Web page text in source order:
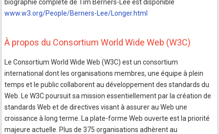
biographie complète de Tim Berners-Lee est disponible
www.w3.org/People/Berners-Lee/Longer.html
À propos du Consortium World Wide Web (W3C)
Le Consortium World Wide Web (W3C) est un consortium
international dont les organisations membres, une équipe à plein
temps et le public collaborent au développement des standards du
Web. Le W3C poursuit sa mission essentiellement par la création de
standards Web et de directives visant à assurer au Web une
croissance à long terme. La plate-forme Web ouverte est la priorité
majeure actuelle. Plus de 375 organisations adhèrent au